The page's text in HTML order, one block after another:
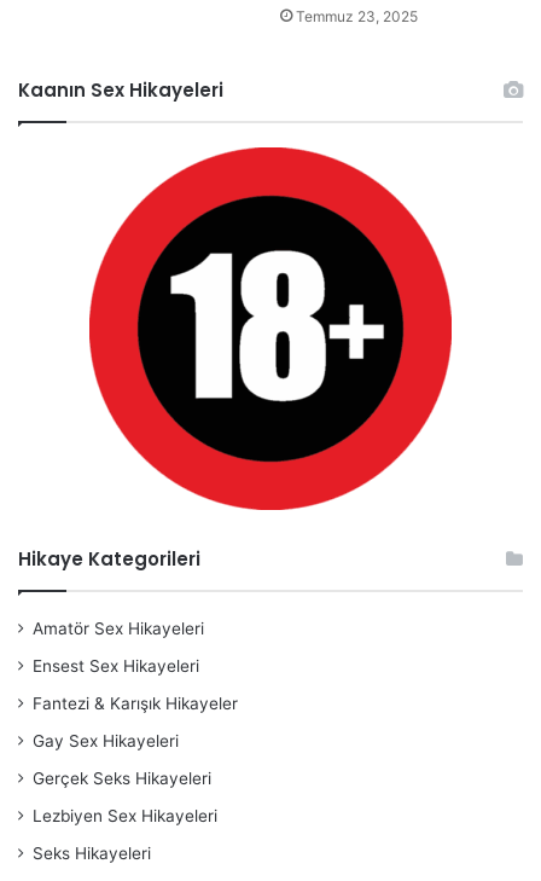
Temmuz 23, 2025
Kaanın Sex Hikayeleri
Hikaye Kategorileri
Amatör Sex Hikayeleri
Ensest Sex Hikayeleri
Fantezi & Karışık Hikayeler
Gay Sex Hikayeleri
Gerçek Seks Hikayeleri
Lezbiyen Sex Hikayeleri
Seks Hikayeleri